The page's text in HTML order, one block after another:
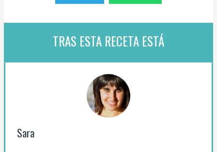
TRAS ESTA RECETA ESTÁ
Sara